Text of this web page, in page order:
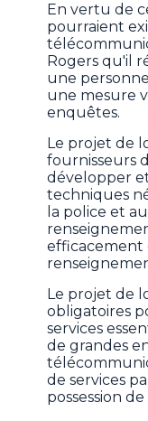
En vertu de
pourraient
Rogers qu'il
une
une mesure
enquêtes.
Le projet de
fournisseurs
développer
techniques
la police et
efficacement
Le projet de
obligatoires
services
de grandes
de services
possession